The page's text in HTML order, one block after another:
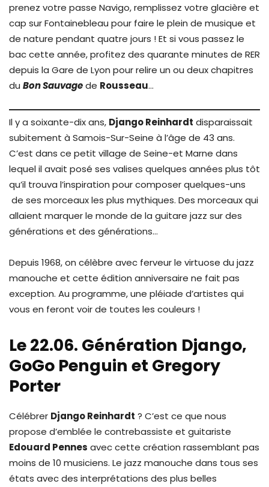
prenez votre passe Navigo, remplissez votre glacière et
cap sur Fontainebleau pour faire le plein de musique et
de nature pendant quatre jours ! Et si vous passez le
bac cette année, profitez des quarante minutes de RER
depuis la Gare de Lyon pour relire un ou deux chapitres
du Bon Sauvagede Rousseau…
Il y a soixante-dix ans, Django Reinhardt disparaissait
subitement à Samois-Sur-Seine à l’âge de 43 ans.
C’est dans ce petit village de Seine-et Marne dans
lequel il avait posé ses valises quelques années plus tôt
qu’il trouva l’inspiration pour composer quelques-uns
de ses morceaux les plus mythiques. Des morceaux qui
allaient marquer le monde de la guitare jazz sur des
générations et des générations…
Depuis 1968, on célèbre avec ferveur le virtuose du jazz
manouche et cette édition anniversaire ne fait pas
exception. Au programme, une pléiade d’artistes qui
vous en feront voir de toutes les couleurs !
Le 22.06. Génération Django,
GoGo Penguin et Gregory
Porter
Célébrer Django Reinhardt ? C’est ce que nous
propose d’emblée le contrebassiste et guitariste
Edouard Pennes avec cette création rassemblant pas
moins de 10 musiciens. Le jazz manouche dans tous ses
états avec des interprétations des plus belles